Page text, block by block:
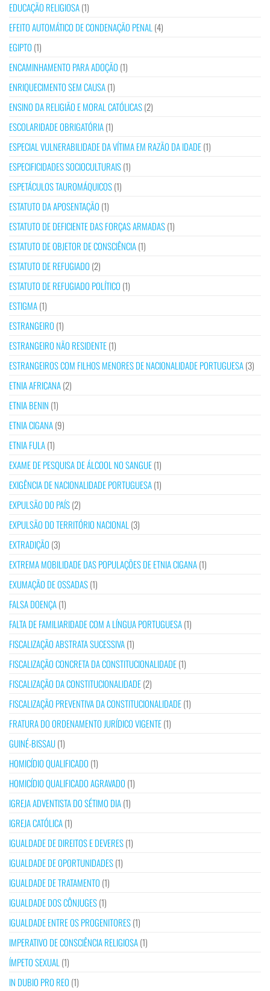
EDUCAÇÃO RELIGIOSA(1)
EFEITO AUTOMÁTICO DE CONDENAÇÃO PENAL (4)
EGIPTO (1)
ENCAMINHAMENTO PARA ADOÇÃO (1)
ENRIQUECIMENTO SEM CAUSA(1)
ENSINO DA RELIGIÃO E MORAL CATÓLICAS(2)
ESCOLARIDADE OBRIGATÓRIA(1)
ESPECIAL VULNERABILIDADE DA VÍTIMA EM RAZÃO DA IDADE(1)
ESPECIFICIDADES SOCIOCULTURAIS(1)
ESPETÁCULOS TAUROMÁQUICOS(1)
ESTATUTO DA APOSENTAÇÃO (1)
ESTATUTO DE DEFICIENTE DAS FORÇAS ARMADAS(1)
ESTATUTO DE OBJETOR DE CONSCIÊNCIA(1)
ESTATUTO DE REFUGIADO (2)
ESTATUTO DE REFUGIADO POLÍTICO (1)
ESTIGMA(1)
ESTRANGEIRO (1)
ESTRANGEIRO NÃO RESIDENTE(1)
ESTRANGEIROS COM FILHOS MENORES DE NACIONALIDADE PORTUGUESA(3)
ETNIA AFRICANA(2)
ETNIA BENIN (1)
ETNIA CIGANA(9)
ETNIA FULA(1)
EXAME DE PESQUISA DE ÁLCOOL NO SANGUE(1)
EXIGÊNCIA DE NACIONALIDADE PORTUGUESA(1)
EXPULSÃO DO PAÍS(2)
EXPULSÃO DO TERRITÓRIO NACIONAL (3)
EXTRADIÇÃO (3)
EXTREMA MOBILIDADE DAS POPULAÇÕES DE ETNIA CIGANA(1)
EXUMAÇÃO DE OSSADAS(1)
FALSA DOENÇA(1)
FALTA DE FAMILIARIDADE COM A LÍNGUA PORTUGUESA(1)
FISCALIZAÇÃO ABSTRATA SUCESSIVA(1)
FISCALIZAÇÃO CONCRETA DA CONSTITUCIONALIDADE(1)
FISCALIZAÇÃO DA CONSTITUCIONALIDADE(2)
FISCALIZAÇÃO PREVENTIVA DA CONSTITUCIONALIDADE(1)
FRATURA DO ORDENAMENTO JURÍDICO VIGENTE(1)
GUINÉ-BISSAU(1)
HOMICÍDIO QUALIFICADO (1)
HOMICÍDIO QUALIFICADO AGRAVADO (1)
IGREJA ADVENTISTA DO SÉTIMO DIA(1)
IGREJA CATÓLICA(1)
IGUALDADE DE DIREITOS E DEVERES(1)
IGUALDADE DE OPORTUNIDADES(1)
IGUALDADE DE TRATAMENTO (1)
IGUALDADE DOS CÔNJUGES(1)
IGUALDADE ENTRE OS PROGENITORES(1)
IMPERATIVO DE CONSCIÊNCIA RELIGIOSA(1)
ÍMPETO SEXUAL (1)
IN DUBIO PRO REO (1)